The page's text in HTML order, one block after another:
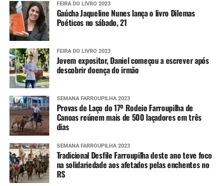
FEIRA DO LIVRO 2023
Gaúcha Jaqueline Nunes lança o livro Dilemas
Poéticos no sábado, 21
FEIRA DO LIVRO 2023
Jovem expositor, Daniel começou a escrever após
descobrir doença do irmão
SEMANA FARROUPILHA 2023
Provas de Laço do 17º Rodeio Farroupilha de
Canoas reúnem mais de 500 laçadores em três
dias
SEMANA FARROUPILHA 2023
Tradicional Desfile Farroupilha deste ano teve foco
na solidariedade aos afetados pelas enchentes no
RS